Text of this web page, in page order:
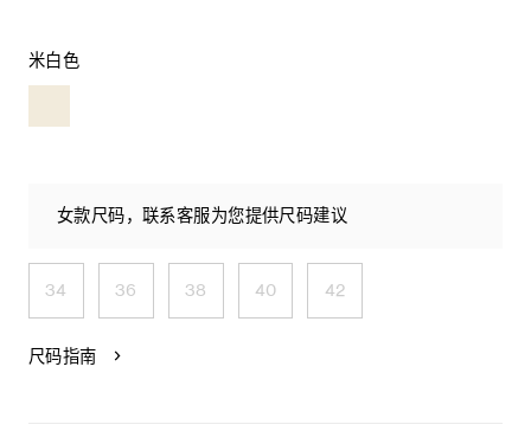
米白色
女款尺码，联系客服为您提供尺码建议
34 36 38 40 42
尺码指南